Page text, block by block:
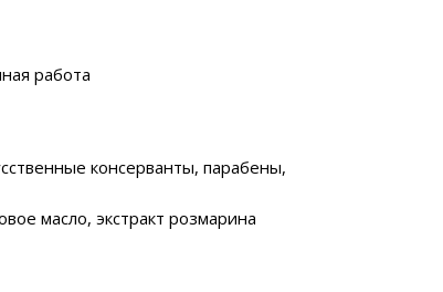
работа
консерванты, парабены,
масло, экстракт розмарина